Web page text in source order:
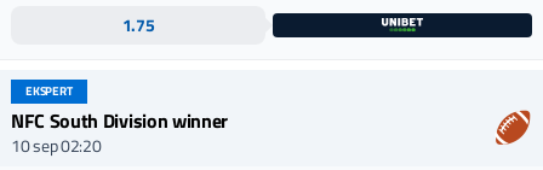
1.75
EKSPERT
NFC South Division winner
10 sep 02:20